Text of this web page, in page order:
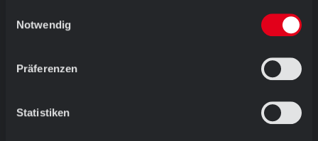
Notwendig
Präferenzen
Statistiken
Sa. 09.00 - 13.00 Uhr
Ostersamstags geschlossen
T: +49 (0) 54 59 / 93 43 11